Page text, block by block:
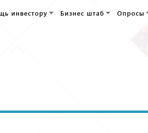
инвестору Бизнес штаб Опросы